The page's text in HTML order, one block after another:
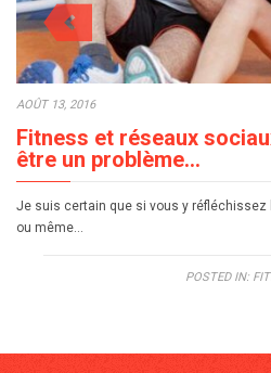
AOÛT 13, 2016
Fitness et réseaux
être un problème…
Je suis certain que si vous y réfléchissez
ou même…
POSTED IN: